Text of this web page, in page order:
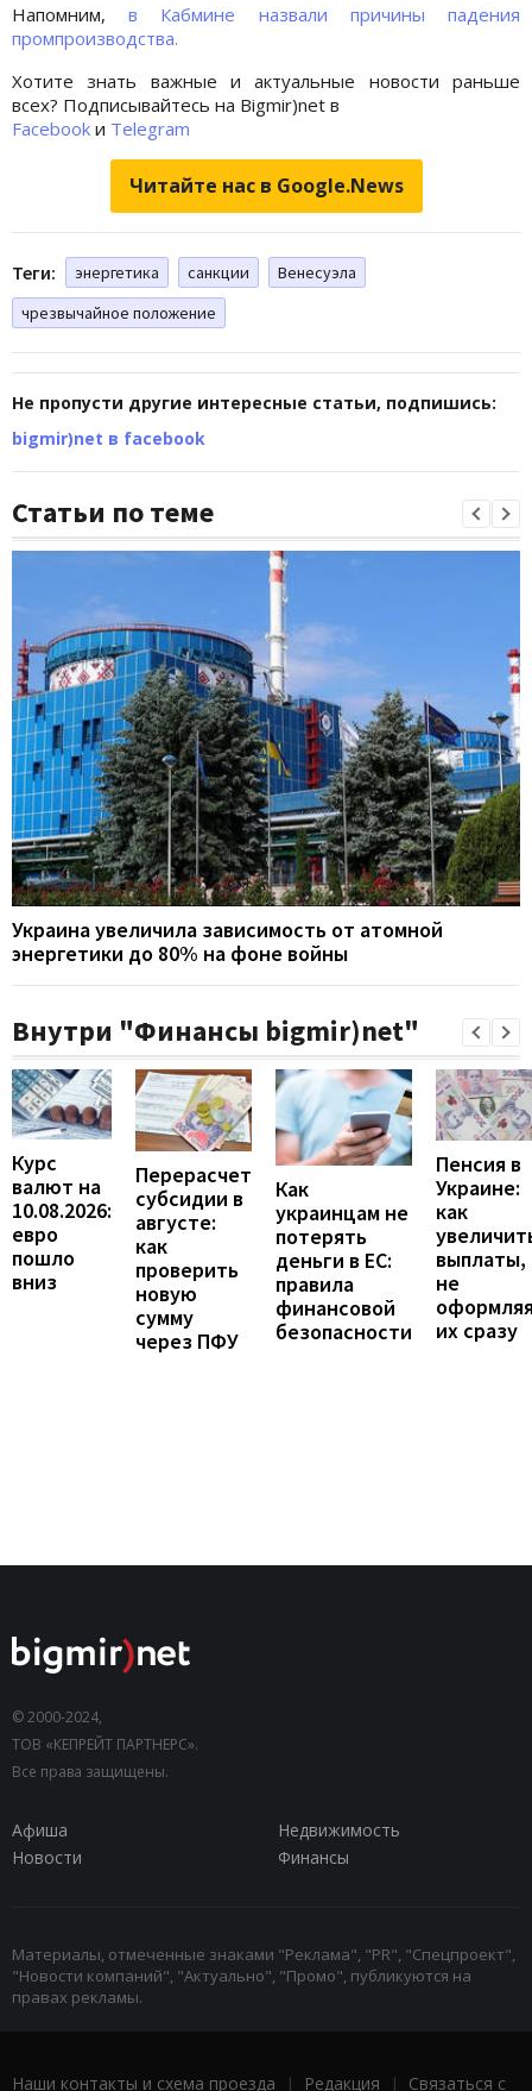
Напомним,в Кабмине назвали причины падения
промпроизводства.
Хотите знать важные и актуальные новости раньше
всех? Подписывайтесь на Bigmir)net в
Facebook и Telegram
Читайте нас в Google.News
Теги: энергетика санкции
Венесуэла
чрезвычайное положение
Не пропусти другие интересные статьи, подпишись:
bigmir)net в facebook
Статьи по теме
Украина увеличила зависимость от атомной
энергетики до 80% на фоне войны
Внутри "Финансы bigmir)net"
Курс
валют на
10.08.2026:
евро
пошло
вниз
Перерасчет
субсидии в
августе:
как
проверить
новую
сумму
через ПФУ
Как
украинцам не
потерять
деньги в ЕС:
правила
финансовой
безопасности
Пенсия в
Украине:
как
выплаты,
не
их сразу
© 2000-2024,
ТОВ «КЕПРЕЙТ ПАРТНЕРС».
Все права защищены.
Афиша
Недвижимость
Новости
Финансы
Материалы, отмеченные знаками "Реклама", "PR", "Спецпроект",
"Новости компаний", "Актуально", "Промо", публикуются на
правах рекламы.
Наши контакты и схема проезда | Редакция | Связаться с